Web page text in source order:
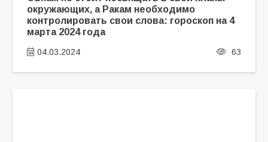
окружающих, а Ракам необходимо
контролировать свои слова: гороскоп на 4
марта 2024 года
04.03.2024 63